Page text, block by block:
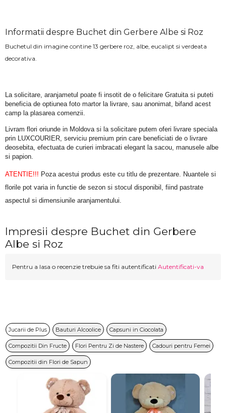
Informatii despre Buchet din Gerbere Albe si Roz
Buchetul din imagine contine 13 gerbere roz, albe, eucalipt si verdeata
decorativa.
La solicitare, aranjametul poate fi insotit de o felicitare Gratuita si puteti
beneficia de optiunea foto martor la livrare, sau anonimat, bifand acest
camp la plasarea comenzii.
Livram flori oriunde in Moldova si la solicitare putem oferi livrare speciala
prin LUXCOURIER, serviciu premium prin care beneficiati de o livrare
deosebita, efectuata de curieri imbracati elegant la sacou, manusele albe
si papion.
ATENTIE!!! Poza acestui produs este cu titlu de prezentare. Nuantele si
florile pot varia in functie de sezon si stocul disponibil, fiind pastrate
aspectul si dimensiunile aranjamentului.
Impresii despre Buchet din Gerbere
Albe si Roz
Pentru a lasa o recenzie trebuie sa fiti autentificati Autentificati-va
Jucarii de Plus Bauturi Alcoolice Capsuni in Ciocolata
Compozitii Din Fructe Flori Pentru Zi de Nastere Cadouri pentru Femei
Compozitii din Flori de Sapun